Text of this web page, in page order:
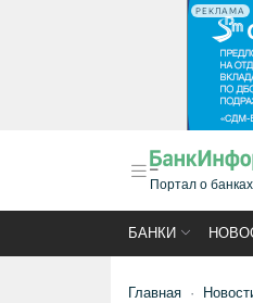
РЕКЛАМА
Портал о
БАНКИ
Главная